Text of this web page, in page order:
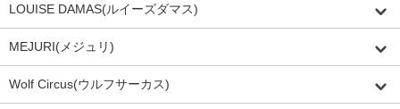
LOUISE DAMAS(ルイーズダマス)
MEJURI(メジュリ)
Wolf Circus(ウルフサーカス)